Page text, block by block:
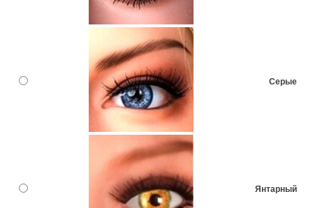
Серые
Янтарный